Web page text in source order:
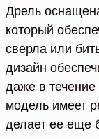
Дрель
который
сверла или
дизайн
даже в
модель имеет
делает ее еще